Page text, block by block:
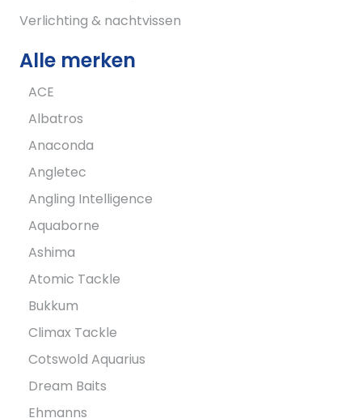
Verlichting & nachtvissen
Alle merken
ACE
Albatros
Anaconda
Angletec
Angling Intelligence
Aquaborne
Ashima
Atomic Tackle
Bukkum
Climax Tackle
Cotswold Aquarius
Dream Baits
Ehmanns